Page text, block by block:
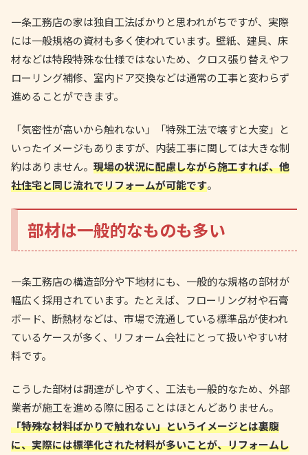
一条工務店の家は独自工法ばかりと思われがちですが、実際
には一般規格の資材も多く使われています。壁紙、建具、床
材などは特段特殊な仕様ではないため、クロス張り替えやフ
ローリング補修、室内ドア交換などは通常の工事と変わらず
進めることができます。
「気密性が高いから触れない」「特殊工法で壊すと大変」と
いったイメージもありますが、内装工事に関しては大きな制
約はありません。 現場の状況に配慮しながら施工すれば、他
社住宅と同じ流れでリフォームが可能です。
部材は一般的なものも多い
一条工務店の構造部分や下地材にも、一般的な規格の部材が
幅広く採用されています。たとえば、フローリング材や石膏
ボード、断熱材などは、市場で流通している標準品が使われ
ているケースが多く、リフォーム会社にとって扱いやすい材
料です。
こうした部材は調達がしやすく、工法も一般的なため、外部
業者が施工を進める際に困ることはほとんどありません。
「特殊な材料ばかりで触れない」というイメージとは裏腹
に、実際には標準化された材料が多いことが、リフォームし